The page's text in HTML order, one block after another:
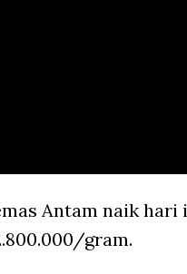
Antam naik hari
gram.